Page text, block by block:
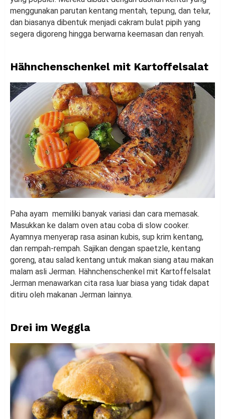
menggunakan parutan kentang mentah, tepung, dan telur,
dan biasanya dibentuk menjadi cakram bulat pipih yang
segera digoreng hingga berwarna keemasan dan renyah.
Hähnchenschenkel mit Kartoffelsalat
Paha ayam memiliki banyak variasi dan cara memasak.
Masukkan ke dalam oven atau coba di slow cooker.
Ayamnya menyerap rasa asinan kubis, sup krim kentang,
dan rempah-rempah. Sajikan dengan spaetzle, kentang
goreng, atau salad kentang untuk makan siang atau makan
malam asli Jerman. Hähnchenschenkel mit Kartoffelsalat
Jerman menawarkan cita rasa luar biasa yang tidak dapat
ditiru oleh makanan Jerman lainnya.
Drei im Weggla